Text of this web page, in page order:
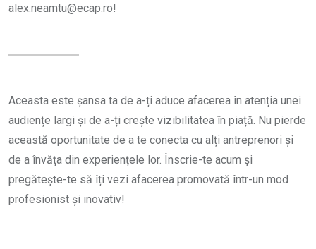
alex.neamtu@ecap.ro!
Aceasta este șansa ta de a-ți aduce afacerea în atenția unei
audiențe largi și de a-ți crește vizibilitatea în piață. Nu pierde
această oportunitate de a te conecta cu alți antreprenori și
de a învăța din experiențele lor. Înscrie-te acum și
pregătește-te să îți vezi afacerea promovată într-un mod
profesionist și inovativ!